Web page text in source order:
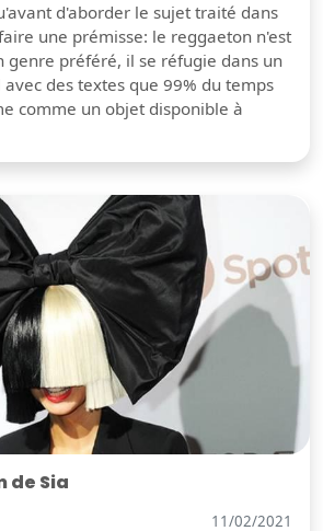
d'aborder le sujet traité dans
une prémisse: le reggaeton n'est
genre préféré, il se réfugie dans un
des textes que 99% du temps
comme un objet disponible à
de Sia
11/02/2021